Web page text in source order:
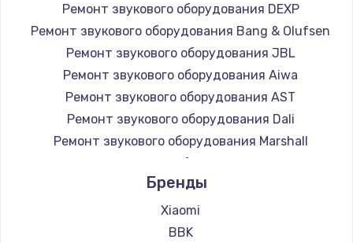
Замена Bluetooth/Wi-Fi модуля
800 руб.
Заказать
Замена картридера
890 руб.
Замена микросхемы NFC
1100 руб.
Ремонт звукового оборудования DEXP
Ремонт звукового оборудования Bang & Olufsen
Ремонт звукового оборудования JBL
Ремонт звукового оборудования Aiwa
Ремонт звукового оборудования AST
Ремонт звукового оборудования Dali
Ремонт звукового оборудования Marshall
Ремонт звукового оборудования Supra
Бренды
Xiaomi
BBK